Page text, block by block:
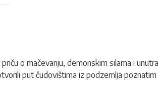
o mačevanju, demonskim silama i
put čudovištima iz podzemlja poznatim